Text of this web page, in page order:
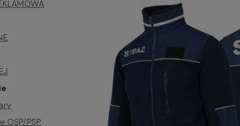
OSP/PSP